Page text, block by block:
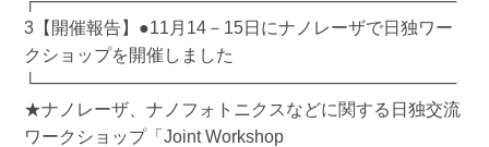
3【開催報告】●11月14－15日にナノレーザで日独ワー
クショップを開催しました
└───────────────────────────────────
★ナノレーザ、ナノフォトニクスなどに関する日独交流
ワークショップ「Joint Workshop